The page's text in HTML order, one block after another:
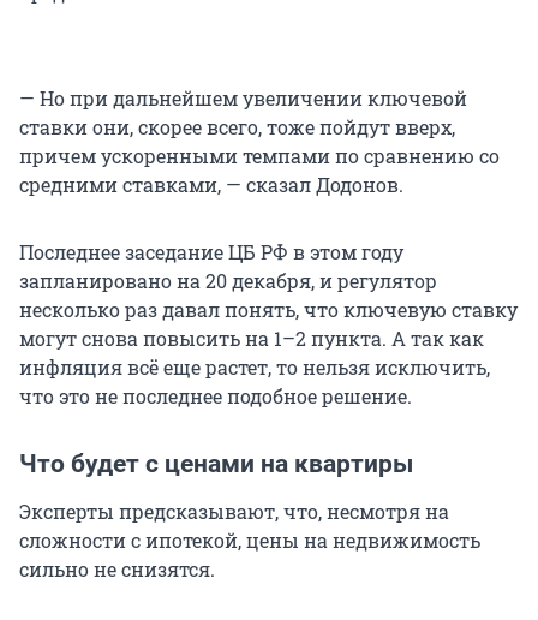
— Но при дальнейшем увеличении ключевой
ставки они, скорее всего, тоже пойдут вверх,
причем ускоренными темпами по сравнению со
средними ставками, — сказал Додонов.
Последнее заседание ЦБ РФ в этом году
запланировано на 20 декабря, и регулятор
несколько раз давал понять, что ключевую ставку
могут снова повысить на 1–2 пункта. А так как
инфляция всё еще растет, то нельзя исключить,
что это не последнее подобное решение.
Что будет с ценами на квартиры
Эксперты предсказывают, что, несмотря на
сложности с ипотекой, цены на недвижимость
сильно не снизятся.